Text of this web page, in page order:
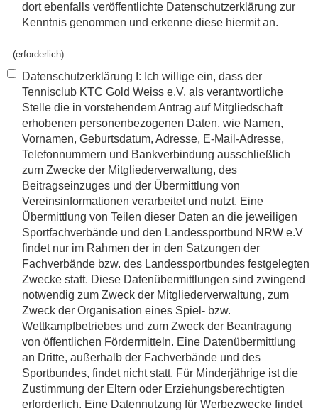
dort ebenfalls veröffentlichte Datenschutzerklärung zur
Kenntnis genommen und erkenne diese hiermit an.
(erforderlich)
Datenschutzerklärung I: Ich willige ein, dass der
Tennisclub KTC Gold Weiss e.V. als verantwortliche
Stelle die in vorstehendem Antrag auf Mitgliedschaft
erhobenen personenbezogenen Daten, wie Namen,
Vornamen, Geburtsdatum, Adresse, E-Mail-Adresse,
Telefonnummern und Bankverbindung ausschließlich
zum Zwecke der Mitgliederverwaltung, des
Beitragseinzuges und der Übermittlung von
Vereinsinformationen verarbeitet und nutzt. Eine
Übermittlung von Teilen dieser Daten an die jeweiligen
Sportfachverbände und den Landessportbund NRW e.V
findet nur im Rahmen der in den Satzungen der
Fachverbände bzw. des Landessportbundes festgelegten
Zwecke statt. Diese Datenübermittlungen sind zwingend
notwendig zum Zweck der Mitgliederverwaltung, zum
Zweck der Organisation eines Spiel- bzw.
Wettkampfbetriebes und zum Zweck der Beantragung
von öffentlichen Fördermitteln. Eine Datenübermittlung
an Dritte, außerhalb der Fachverbände und des
Sportbundes, findet nicht statt. Für Minderjährige ist die
Zustimmung der Eltern oder Erziehungsberechtigten
erforderlich. Eine Datennutzung für Werbezwecke findet